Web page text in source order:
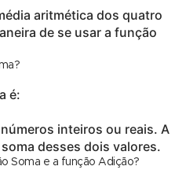
aritmética dos quatro
de se usar a função
é:
inteiros ou reais. A
desses dois valores.
Soma e a função Adição?